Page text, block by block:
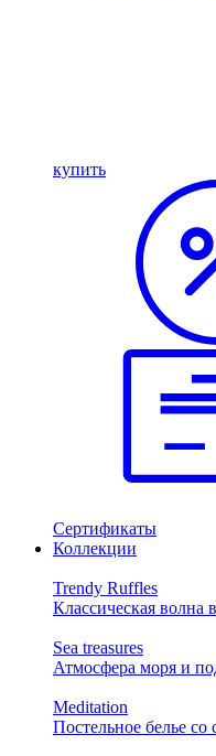
купить
Сертификаты
Коллекции
Trendy Ruffles
Классическая волна
Sea treasures
Атмосфера моря и
Meditation
Постельное белье